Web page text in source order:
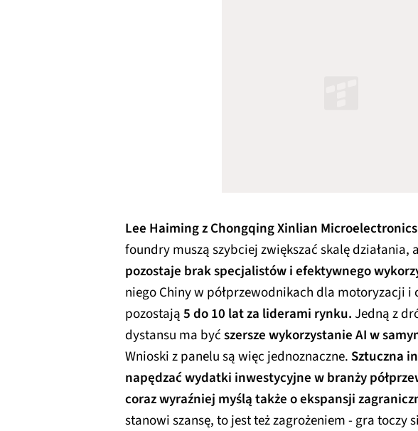
Lee Haiming z Chongqing Xinlian Microelectronics
foundry muszą szybciej zwiększać skalę działania,
pozostaje brak specjalistów i efektywnego
niego Chiny w półprzewodnikach dla motoryzacji i
pozostają5 do 10 lat za liderami rynku.Jedną z
dystansu ma byćszersze wykorzystanie AI w
Wnioski z panelu są więc jednoznaczne. Sztuczna
napędzać wydatki inwestycyjne w branży
coraz wyraźniej myślą także o ekspansji
stanowi szansę, to jest też zagrożeniem - gra toczy